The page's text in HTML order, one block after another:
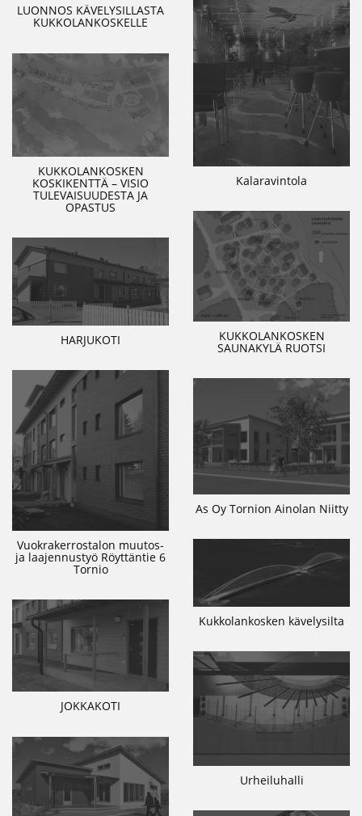
LUONNOS KÄVELYSILLASTA
KUKKOLANKOSKELLE
Kalaravintola
KUKKOLANKOSKEN
KOSKIKENTTÄ – VISIO
TULEVAISUUDESTA JA
OPASTUS
KUKKOLANKOSKEN
SAUNAKYLÄ RUOTSI
HARJUKOTI
Vuokrakerrostalon muutos-
ja laajennustyö Röyttäntie 6
Tornio
As Oy Tornion Ainolan Niitty
Kukkolankosken kävelysilta
JOKKAKOTI
Urheiluhalli